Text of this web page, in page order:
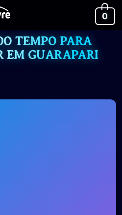
0
TEMPO PARA
EM GUARAPARI